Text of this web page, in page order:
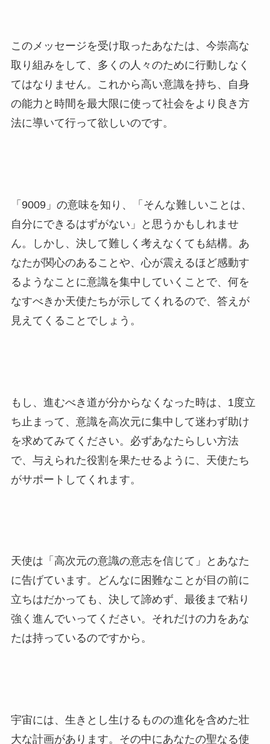
このメッセージを受け取ったあなたは、今崇高な
取り組みをして、多くの人々のために行動しなく
てはなりません。これから高い意識を持ち、自身
の能力と時間を最大限に使って社会をより良き方
法に導いて行って欲しいのです。
「9009」の意味を知り、「そんな難しいことは、
自分にできるはずがない」と思うかもしれませ
ん。しかし、決して難しく考えなくても結構。あ
なたが関心のあることや、心が震えるほど感動す
るようなことに意識を集中していくことで、何を
なすべきか天使たちが示してくれるので、答えが
見えてくることでしょう。
もし、進むべき道が分からなくなった時は、1度立
ち止まって、意識を高次元に集中して迷わず助け
を求めてみてください。必ずあなたらしい方法
で、与えられた役割を果たせるように、天使たち
がサポートしてくれます。
天使は「高次元の意識の意志を信じて」とあなた
に告げています。どんなに困難なことが目の前に
立ちはだかっても、決して諦めず、最後まで粘り
強く進んでいってください。それだけの力をあな
たは持っているのですから。
宇宙には、生きとし生けるものの進化を含めた壮
大な計画があります。その中にあなたの聖なる使